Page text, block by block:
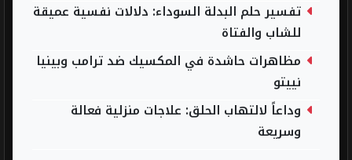
تفسير حلم البدلة السوداء: دلالات نفسية عميقة
للشاب والفتاة
مظاهرات حاشدة في المكسيك ضد ترامب وبينيا
نييتو
وداعاً لالتهاب الحلق: علاجات منزلية فعالة
وسريعة